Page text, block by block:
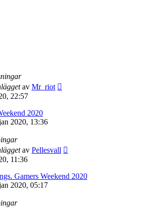
av Mr_riot
22:57
2020
2020, 13:36
av Pellesvall
11:36
Gamers Weekend 2020
2020, 05:17